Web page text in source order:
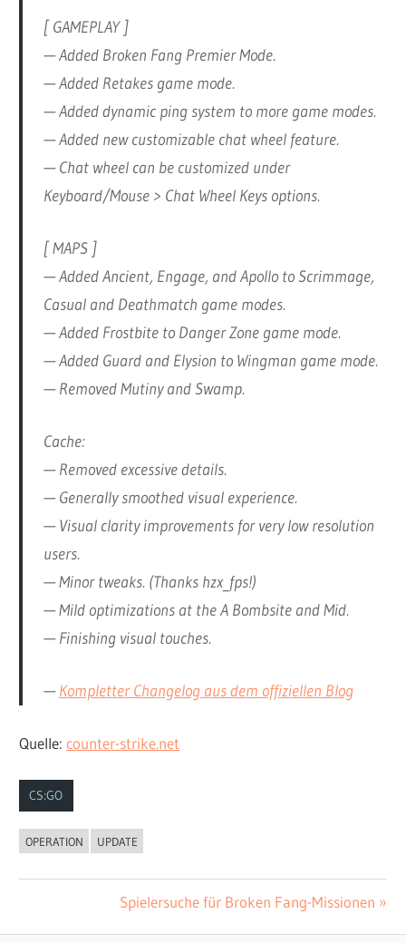
[ GAMEPLAY ]
— Added Broken Fang Premier Mode.
— Added Retakes game mode.
— Added dynamic ping system to more game modes.
— Added new customizable chat wheel feature.
— Chat wheel can be customized under
Keyboard/Mouse > Chat Wheel Keys options.
[ MAPS ]
— Added Ancient, Engage, and Apollo to Scrimmage,
Casual and Deathmatch game modes.
— Added Frostbite to Danger Zone game mode.
— Added Guard and Elysion to Wingman game mode.
— Removed Mutiny and Swamp.
Cache:
— Removed excessive details.
— Generally smoothed visual experience.
— Visual clarity improvements for very low resolution
users.
— Minor tweaks. (Thanks hzx_fps!)
— Mild optimizations at the A Bombsite and Mid.
— Finishing visual touches.
—Kompletter Changelog aus dem offiziellen Blog
Quelle:counter-strike.net
CS:GO
OPERATION UPDATE
Nächster
Spielersuche für Broken Fang-Missionen